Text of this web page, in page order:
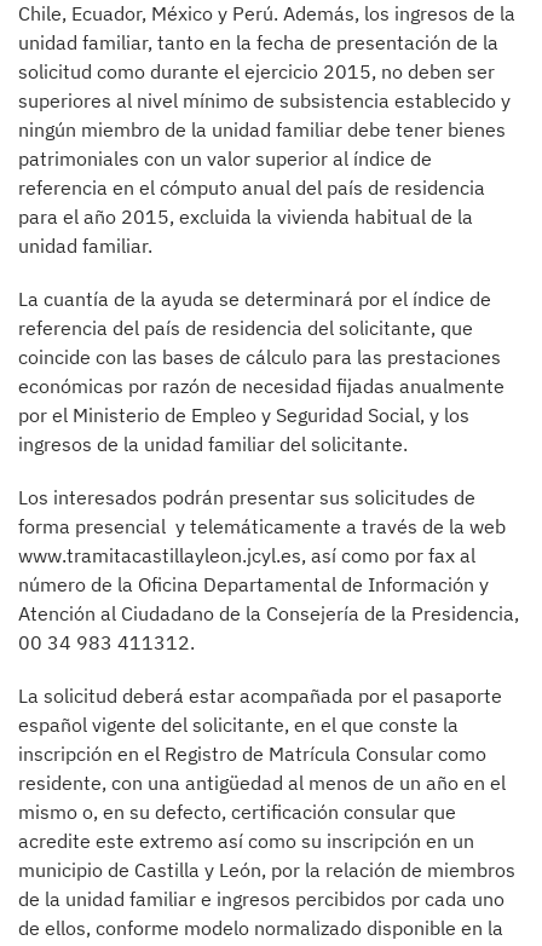
Chile, Ecuador, México y Perú. Además, los ingresos de la
unidad familiar, tanto en la fecha de presentación de la
solicitud como durante el ejercicio 2015, no deben ser
superiores al nivel mínimo de subsistencia establecido y
ningún miembro de la unidad familiar debe tener bienes
patrimoniales con un valor superior al índice de
referencia en el cómputo anual del país de residencia
para el año 2015, excluida la vivienda habitual de la
unidad familiar.
La cuantía de la ayuda se determinará por el índice de
referencia del país de residencia del solicitante, que
coincide con las bases de cálculo para las prestaciones
económicas por razón de necesidad fijadas anualmente
por el Ministerio de Empleo y Seguridad Social, y los
ingresos de la unidad familiar del solicitante.
Los interesados podrán presentar sus solicitudes de
forma presencial y telemáticamente a través de la web
www.tramitacastillayleon.jcyl.es, así como por fax al
número de la Oficina Departamental de Información y
Atención al Ciudadano de la Consejería de la Presidencia,
00 34 983 411312.
La solicitud deberá estar acompañada por el pasaporte
español vigente del solicitante, en el que conste la
inscripción en el Registro de Matrícula Consular como
residente, con una antigüedad al menos de un año en el
mismo o, en su defecto, certificación consular que
acredite este extremo así como su inscripción en un
municipio de Castilla y León, por la relación de miembros
de la unidad familiar e ingresos percibidos por cada uno
de ellos, conforme modelo normalizado disponible en la